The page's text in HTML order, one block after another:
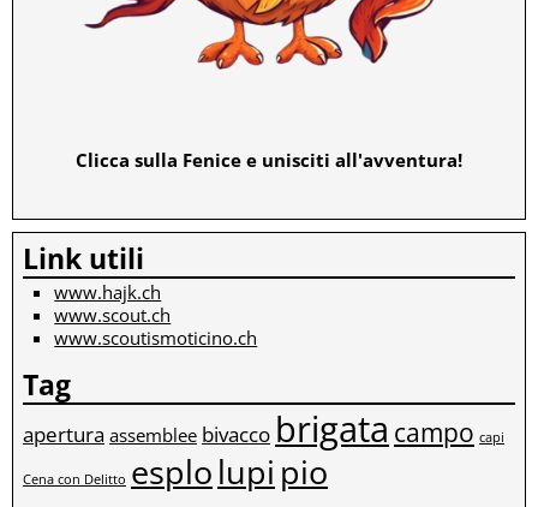
Clicca sulla Fenice e unisciti all'avventura!
Link utili
www.hajk.ch
www.scout.ch
www.scoutismoticino.ch
Tag
apertura assemblee bivacco brigata campo capi
Cena con Delitto esplolupi pio